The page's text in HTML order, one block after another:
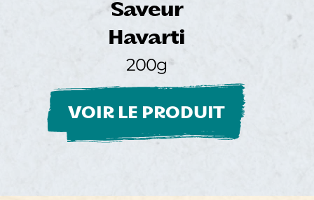
Saveur
Havarti
200g
VOIR LE PRODUIT